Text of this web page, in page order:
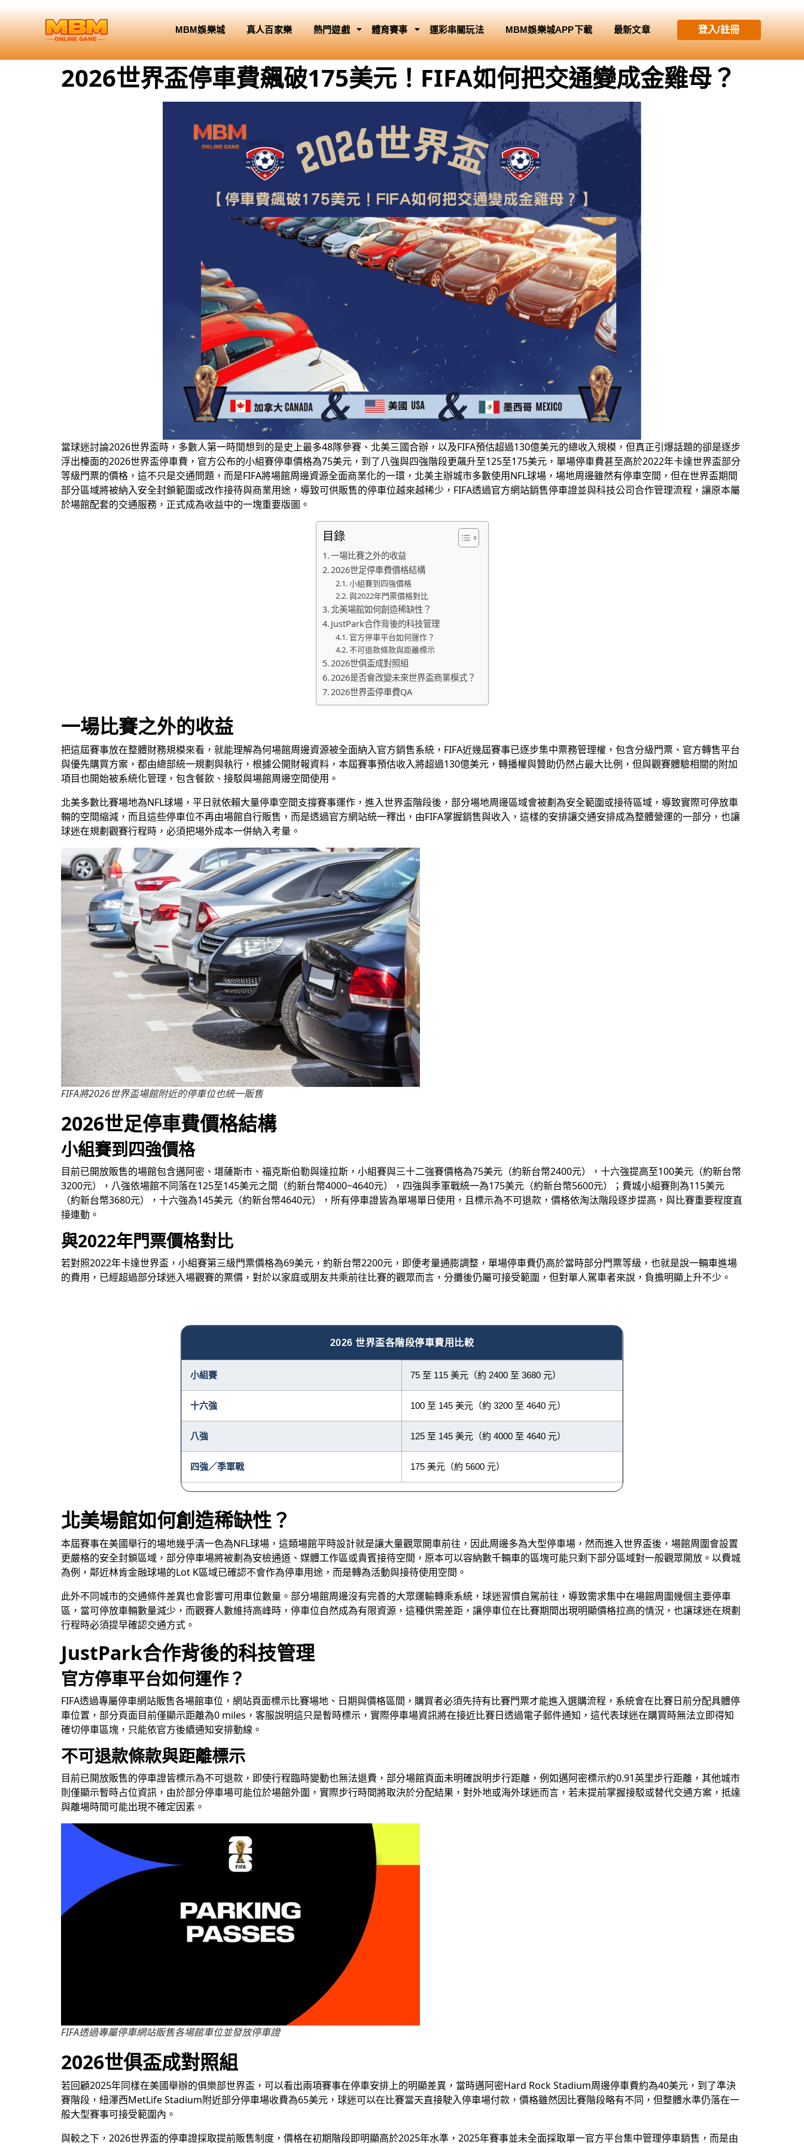
MBM娛樂城 真人百家樂 熱門遊戲 體育賽事 運彩串關玩法 MBM娛樂城APP下載 最新文章 登入/註冊
2026世界盃停車費飆破175美元！FIFA如何把交通變成金雞母？
當球迷討論2026世界盃時，多數人第一時間想到的是史上最多48隊參賽、北美三國合辦，以及FIFA預估超過130億美元的總收入規模，但真正引爆話題的卻是逐步
浮出檯面的2026世界盃停車費，官方公布的小組賽停車價格為75美元，到了八強與四強階段更飆升至125至175美元，單場停車費甚至高於2022年卡達世界盃部分
等級門票的價格，這不只是交通問題，而是FIFA將場館周邊資源全面商業化的一環，北美主辦城市多數使用NFL球場，場地周邊雖然有停車空間，但在世界盃期間
部分區域將被納入安全封鎖範圍或改作接待與商業用途，導致可供販售的停車位越來越稀少，FIFA透過官方網站銷售停車證並與科技公司合作管理流程，讓原本屬
於場館配套的交通服務，正式成為收益中的一塊重要版圖。
目錄
一場比賽之外的收益
2026世足停車費價格結構
小組賽到四強價格
與2022年門票價格對比
北美場館如何創造稀缺性？
JustPark合作背後的科技管理
官方停車平台如何運作？
不可退款條款與距離標示
2026世俱盃成對照組
2026是否會改變未來世界盃商業模式？
2026世界盃停車費QA
一場比賽之外的收益
把這屆賽事放在整體財務規模來看，就能理解為何場館周邊資源被全面納入官方銷售系統，FIFA近幾屆賽事已逐步集中票務管理權，包含分級門票、官方轉售平台
與優先購買方案，都由總部統一規劃與執行，根據公開財報資料，本屆賽事預估收入將超過130億美元，轉播權與贊助仍然占最大比例，但與觀賽體驗相關的附加
項目也開始被系統化管理，包含餐飲、接駁與場館周邊空間使用。
北美多數比賽場地為NFL球場，平日就依賴大量停車空間支撐賽事運作，進入世界盃階段後，部分場地周邊區域會被劃為安全範圍或接待區域，導致實際可停放車
輛的空間縮減，而且這些停車位不再由場館自行販售，而是透過官方網站統一釋出，由FIFA掌握銷售與收入，這樣的安排讓交通安排成為整體營運的一部分，也讓
球迷在規劃觀賽行程時，必須把場外成本一併納入考量。
FIFA將2026世界盃場館附近的停車位也統一販售
2026世足停車費價格結構
小組賽到四強價格
目前已開放販售的場館包含邁阿密、堪薩斯市、福克斯伯勒與達拉斯，小組賽與三十二強賽價格為75美元（約新台幣2400元），十六強提高至100美元（約新台幣
3200元），八強依場館不同落在125至145美元之間（約新台幣4000~4640元），四強與季軍戰統一為175美元（約新台幣5600元）；費城小組賽則為115美元
（約新台幣3680元），十六強為145美元（約新台幣4640元），所有停車證皆為單場單日使用，且標示為不可退款，價格依淘汰階段逐步提高，與比賽重要程度直
接連動。
與2022年門票價格對比
若對照2022年卡達世界盃，小組賽第三級門票價格為69美元，約新台幣2200元，即便考量通膨調整，單場停車費仍高於當時部分門票等級，也就是說一輛車進場
的費用，已經超過部分球迷入場觀賽的票價，對於以家庭或朋友共乘前往比賽的觀眾而言，分攤後仍屬可接受範圍，但對單人駕車者來說，負擔明顯上升不少。
2026 世界盃各階段停車費用比較
小組賽 75 至 115 美元（約 2400 至 3680 元）
十六強 100 至 145 美元（約 3200 至 4640 元）
八強 125 至 145 美元（約 4000 至 4640 元）
四強／季軍戰 175 美元（約 5600 元）
北美場館如何創造稀缺性？
本屆賽事在美國舉行的場地幾乎清一色為NFL球場，這類場館平時設計就是讓大量觀眾開車前往，因此周邊多為大型停車場，然而進入世界盃後，場館周圍會設置
更嚴格的安全封鎖區域，部分停車場將被劃為安檢通道、媒體工作區或貴賓接待空間，原本可以容納數千輛車的區塊可能只剩下部分區域對一般觀眾開放。以費城
為例，鄰近林肯金融球場的Lot K區域已確認不會作為停車用途，而是轉為活動與接待使用空間。
此外不同城市的交通條件差異也會影響可用車位數量。部分場館周邊沒有完善的大眾運輸轉乘系統，球迷習慣自駕前往，導致需求集中在場館周圍幾個主要停車
區，當可停放車輛數量減少，而觀賽人數維持高峰時，停車位自然成為有限資源，這種供需差距，讓停車位在比賽期間出現明顯價格拉高的情況，也讓球迷在規劃
行程時必須提早確認交通方式。
JustPark合作背後的科技管理
官方停車平台如何運作？
FIFA透過專屬停車網站販售各場館車位，網站頁面標示比賽場地、日期與價格區間，購買者必須先持有比賽門票才能進入選購流程，系統會在比賽日前分配具體停
車位置，部分頁面目前僅顯示距離為0 miles，客服說明這只是暫時標示，實際停車場資訊將在接近比賽日透過電子郵件通知，這代表球迷在購買時無法立即得知
確切停車區塊，只能依官方後續通知安排動線。
不可退款條款與距離標示
目前已開放販售的停車證皆標示為不可退款，即使行程臨時變動也無法退費，部分場館頁面未明確說明步行距離，例如邁阿密標示約0.91英里步行距離，其他城市
則僅顯示暫時占位資訊，由於部分停車場可能位於場館外圍，實際步行時間將取決於分配結果，對外地或海外球迷而言，若未提前掌握接駁或替代交通方案，抵達
與離場時間可能出現不確定因素。
FIFA透過專屬停車網站販售各場館車位並發放停車證
2026世俱盃成對照組
若回顧2025年同樣在美國舉辦的俱樂部世界盃，可以看出兩項賽事在停車安排上的明顯差異，當時邁阿密Hard Rock Stadium周邊停車費約為40美元，到了準決
賽階段，紐澤西MetLife Stadium附近部分停車場收費為65美元，球迷可以在比賽當天直接駛入停車場付款，價格雖然因比賽階段略有不同，但整體水準仍落在一
般大型賽事可接受範圍內。
與較之下，2026世界盃的停車證採取提前販售制度，價格在初期階段即明顯高於2025年水準，2025年賽事並未全面採取單一官方平台集中管理停車銷售，而是由